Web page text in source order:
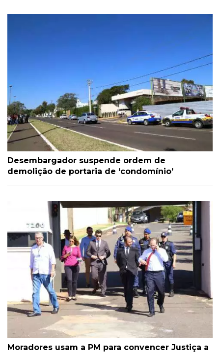
Desembargador suspende ordem de
demolição de portaria de ‘condomínio’
Moradores usam a PM para convencer Justiça a